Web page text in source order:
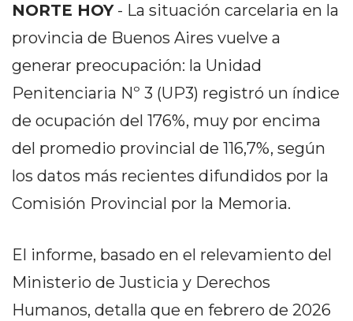
TIENDAS ONLINE CON
PEDIDOS POR WHATSAPP
EN ARGENTINA:
CHANGUITO.COM.AR VS
OTRAS PLATAFORMAS DE
VENTA POR WHATSAPP
WHATSAPP: LA GUÍA
NORTE HOY- La situación carcelaria en la
provincia de Buenos Aires vuelve a
generar preocupación: la Unidad
Penitenciaria Nº 3 (UP3) registró un índice
de ocupación del 176%, muy por encima
del promedio provincial de 116,7%, según
los datos más recientes difundidos por la
Comisión Provincial por la Memoria.
El informe, basado en el relevamiento del
Ministerio de Justicia y Derechos
Humanos, detalla que en febrero de 2026